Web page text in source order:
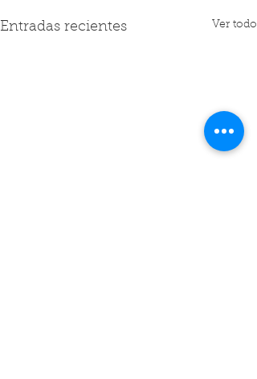
Entradas recientes Ver todo